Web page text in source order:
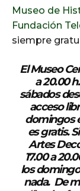
Museo de
Fundación
siempre
ElMuseo
a 20.00
sábados
acceso
domingos
es gratis.
Artes
17.00 a
los
nada. De